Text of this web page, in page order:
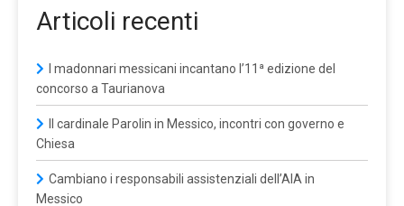
Articoli recenti
I madonnari messicani incantano l’11ª edizione del
concorso a Taurianova
Il cardinale Parolin in Messico, incontri con governo e
Chiesa
Cambiano i responsabili assistenziali dell’AIA in
Messico